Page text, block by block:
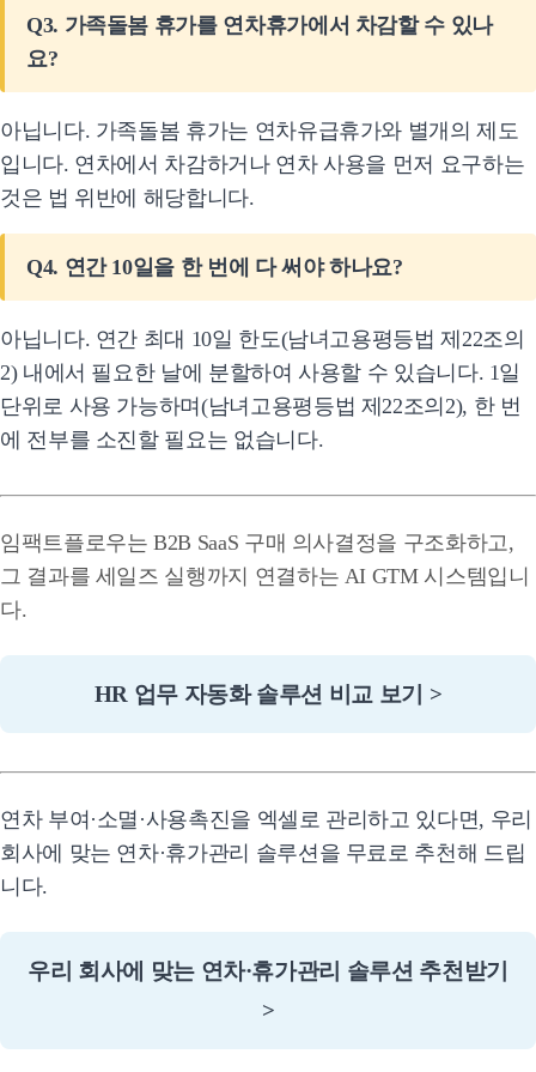
Q3. 가족돌봄 휴가를 연차휴가에서 차감할 수 있나
요?
아닙니다. 가족돌봄 휴가는 연차유급휴가와 별개의 제도
입니다. 연차에서 차감하거나 연차 사용을 먼저 요구하는
것은 법 위반에 해당합니다.
Q4. 연간 10일을 한 번에 다 써야 하나요?
아닙니다. 연간 최대 10일 한도(남녀고용평등법 제22조의
2) 내에서 필요한 날에 분할하여 사용할 수 있습니다. 1일
단위로 사용 가능하며(남녀고용평등법 제22조의2), 한 번
에 전부를 소진할 필요는 없습니다.
임팩트플로우는 B2B SaaS 구매 의사결정을 구조화하고,
그 결과를 세일즈 실행까지 연결하는 AI GTM 시스템입니
다.
HR 업무 자동화 솔루션 비교 보기 >
연차 부여·소멸·사용촉진을 엑셀로 관리하고 있다면, 우리
회사에 맞는 연차·휴가관리 솔루션을 무료로 추천해 드립
니다.
우리 회사에 맞는 연차·휴가관리 솔루션 추천받기
>